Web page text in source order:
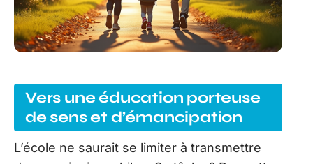
Vers une éducation porteuse
de sens et d’émancipation
L’école ne saurait se limiter à transmettre